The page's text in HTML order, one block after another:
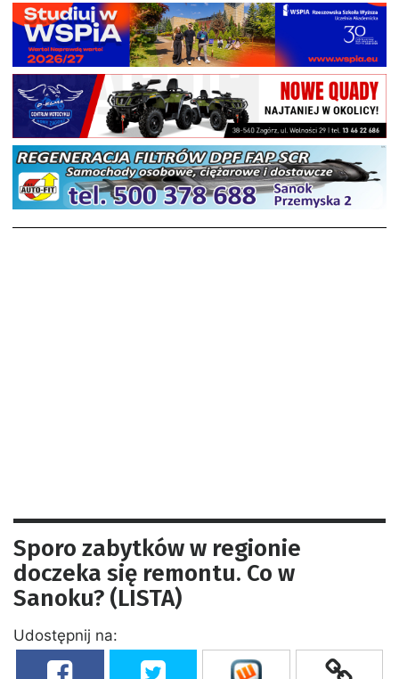
Sporo zabytków w regionie
doczeka się remontu. Co w
Sanoku? (LISTA)
Udostępnij na: